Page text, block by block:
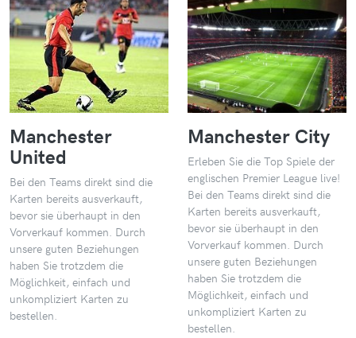
Manchester
United
Bei den Teams direkt sind die
Karten bereits ausverkauft,
bevor sie überhaupt in den
Vorverkauf kommen. Durch
unsere guten Beziehungen
haben Sie trotzdem die
Möglichkeit, einfach und
unkompliziert Karten zu
bestellen.
Manchester City
Erleben Sie die Top Spiele der
englischen Premier League live!
Bei den Teams direkt sind die
Karten bereits ausverkauft,
bevor sie überhaupt in den
Vorverkauf kommen. Durch
unsere guten Beziehungen
haben Sie trotzdem die
Möglichkeit, einfach und
unkompliziert Karten zu
bestellen.